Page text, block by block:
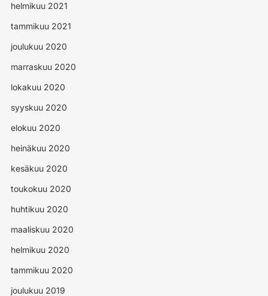
helmikuu 2021
tammikuu 2021
joulukuu 2020
marraskuu 2020
lokakuu 2020
syyskuu 2020
elokuu 2020
heinäkuu 2020
kesäkuu 2020
toukokuu 2020
huhtikuu 2020
maaliskuu 2020
helmikuu 2020
tammikuu 2020
joulukuu 2019